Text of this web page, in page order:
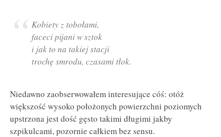
Kobiety z tobołami,
faceci pijani w sztok
i jak to na takiej stacji
trochę smrodu, czasami tłok.
Niedawno zaobserwowałem interesujące cóś: otóż
większość wysoko położonych powierzchni poziomych
upstrzona jest dość gęsto takimi długimi jakby
szpikulcami, pozornie całkiem bez sensu.